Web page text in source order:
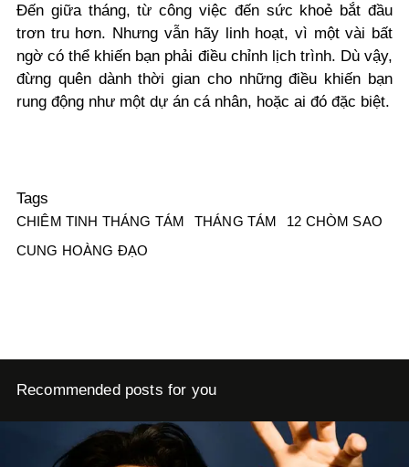
Đến giữa tháng, từ công việc đến sức khoẻ bắt đầu
trơn tru hơn. Nhưng vẫn hãy linh hoạt, vì một vài bất
ngờ có thể khiến bạn phải điều chỉnh lịch trình. Dù vậy,
đừng quên dành thời gian cho những điều khiến bạn
rung động như một dự án cá nhân, hoặc ai đó đặc biệt.
Tags
CHIÊM TINH THÁNG TÁM THÁNG TÁM
12 CHÒM SAO
CUNG HOÀNG ĐẠO
Recommended posts for you